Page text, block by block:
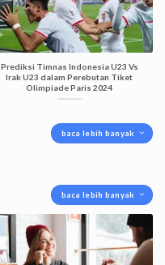
Prediksi Timnas Indonesia U23 Vs
Irak U23 dalam Perebutan Tiket
Olimpiade Paris 2024
baca lebih banyak
baca lebih banyak